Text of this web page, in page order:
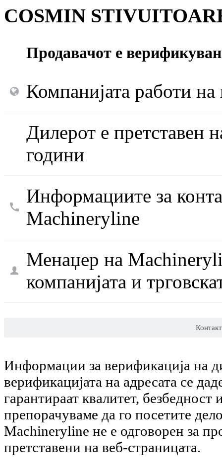
COSMIN
Продавачот е
Компанијата работи
Дилерот е претставен
години
Информациите за
Machineryline
Менаџер на
компанијата и
Информации за верификација на
верификацијата на адресата се
гарантираат квалитет,
препорачуваме да го посетите
Machineryline не е одговорен за
претставени на веб-страницата.